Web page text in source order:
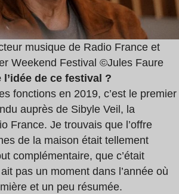
musique de Radio France et
Weekend Festival ©Jules Faure
de ce festival ?
fonctions en 2019, c’est le premier
auprès de Sibyle Veil, la
France. Je trouvais que l’offre
de la maison était tellement
complémentaire, que c’était
ait pas un moment dans l’année où
et un peu résumée.